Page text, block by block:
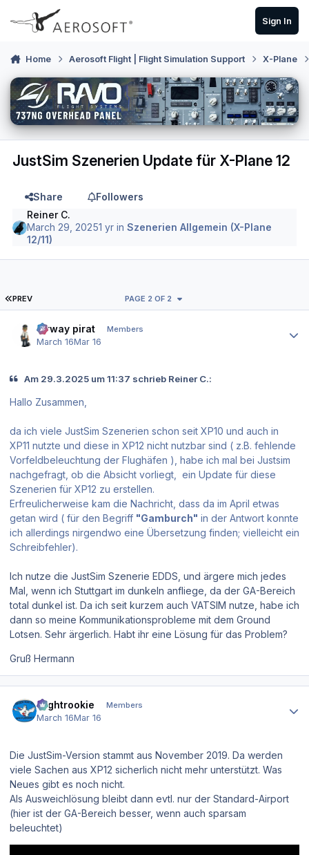
Skip to content
Sign In
Home Aerosoft Flight | Flight Simulation Support X-Plane
JustSim Szenerien Update für X-Plane 12
Share
Followers
Reiner C.
March 29, 20251 yr inSzenerien Allgemein (X-Plane
12/11)
FIRST PAGE
PREV PAGE 2 OF 2
airway pirat Members
March 16Mar 16
Am 29.3.2025 um 11:37 schrieb Reiner C.:
Hallo Zusammen,
da ich viele JustSim Szenerien schon seit XP10 und auch in
XP11 nutzte und diese in XP12 nicht nutzbar sind ( z.B. fehlende
Vorfeldbeleuchtung der Flughäfen ), habe ich mal bei Justsim
nachgefragt, ob die Absicht vorliegt, ein Update für diese
Szenerien für XP12 zu erstellen.
Erfreulicherweise kam die Nachricht, dass da im April etwas
getan wird ( für den Begriff "Gamburch" in der Antwort konnte
ich allerdings nirgendwo eine Übersetzung finden; vielleicht ein
Schreibfehler).
Ich nutze die JustSim Szenerie EDDS, und ärgere mich jedes
Mal, wenn ich Stuttgart im dunkeln anfliege, da der GA-Bereich
total dunkel ist. Da ich seit kurzem auch VATSIM nutze, habe ich
dann so meine Kommunikationsprobleme mit dem Ground
Lotsen. Sehr ärgerlich. Habt ihr eine Lösung für das Problem?
Gruß Hermann
Flightrookie Members
March 16Mar 16
Die JustSim-Version stammt aus November 2019. Da werden
viele Sachen aus XP12 sicherlich nicht mehr unterstützt. Was
Neues gibt es noch nicht.
Als Ausweichlösung bleibt dann evtl. nur der Standard-Airport
(hier ist der GA-Bereich besser, wenn auch sparsam
beleuchtet)